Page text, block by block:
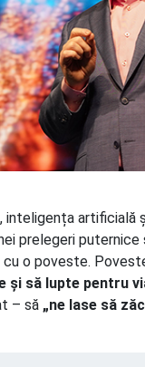
artificială
prelegeri
cu o poveste.
și să lupte pentru
– să „ne lase să